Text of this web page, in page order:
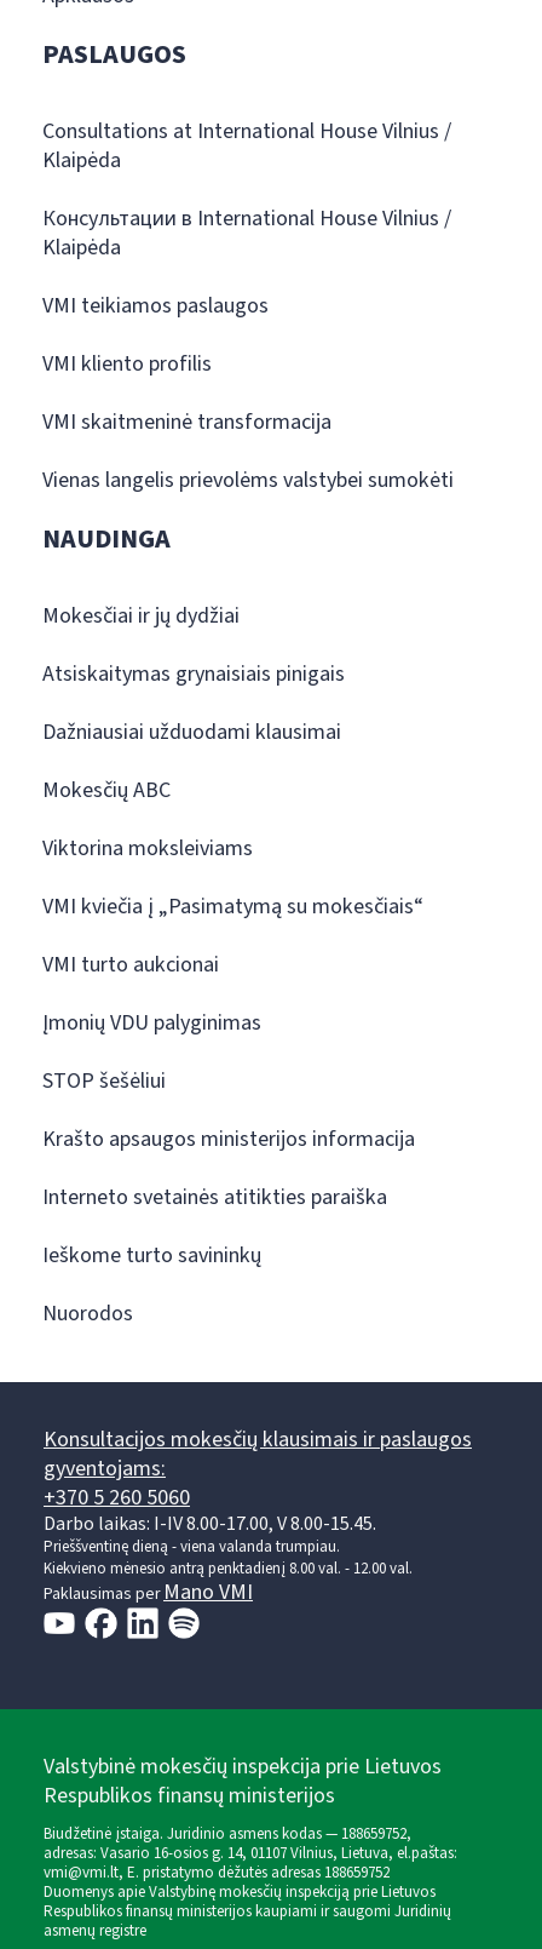
PASLAUGOS
Consultations at International House Vilnius /
Klaipėda
Консультации в International House Vilnius /
Klaipėda
VMI teikiamos paslaugos
VMI kliento profilis
VMI skaitmeninė transformacija
Vienas langelis prievolėms valstybei sumokėti
NAUDINGA
Mokesčiai ir jų dydžiai
Atsiskaitymas grynaisiais pinigais
Dažniausiai užduodami klausimai
Mokesčių ABC
Viktorina moksleiviams
VMI kviečia į „Pasimatymą su mokesčiais“
VMI turto aukcionai
Įmonių VDU palyginimas
STOP šešėliui
Krašto apsaugos ministerijos informacija
Interneto svetainės atitikties paraiška
Ieškome turto savininkų
Nuorodos
Konsultacijos mokesčių klausimais ir paslaugos
gyventojams:
+370 5 260 5060
Darbo laikas: I-IV 8.00-17.00, V 8.00-15.45.
Prieššventinę dieną - viena valanda trumpiau.
Kiekvieno mėnesio antrą penktadienį 8.00 val. - 12.00 val.
Paklausimas perMano VMI
Valstybinė mokesčių inspekcija prie Lietuvos
Respublikos finansų ministerijos
Biudžetinė įstaiga. Juridinio asmens kodas — 188659752,
adresas: Vasario 16-osios g. 14, 01107 Vilnius, Lietuva, el.paštas:
vmi@vmi.lt, E. pristatymo dėžutės adresas 188659752
Duomenys apie Valstybinę mokesčių inspekciją prie Lietuvos
Respublikos finansų ministerijos kaupiami ir saugomi Juridinių
asmenų registre